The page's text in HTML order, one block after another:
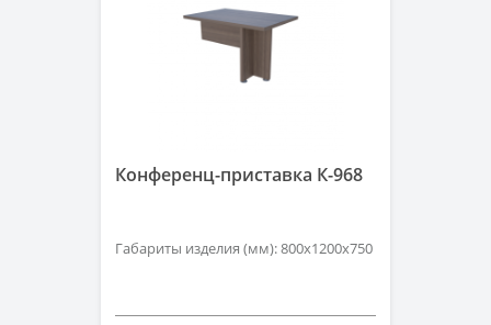
Конференц-приставка К-968
Габариты изделия (мм): 800х1200х750